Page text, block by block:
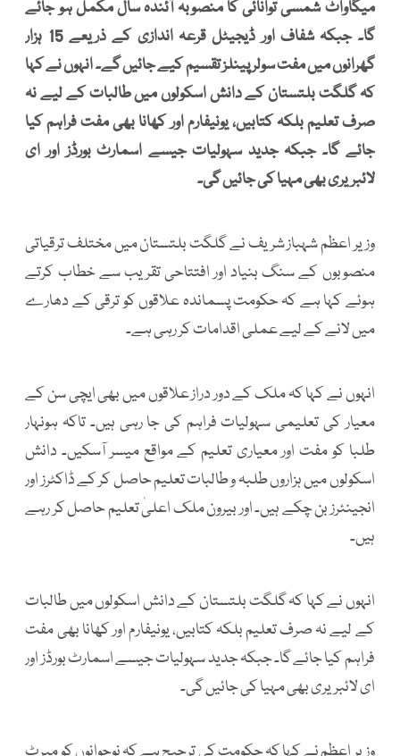
میگاواٹ شمسی توانائی کا منصوبہ آئندہ سال مکمل ہو جائے
گا۔ جبکہ شفاف اور ڈیجیٹل قرعہ اندازی کے ذریعے 15 ہزار
گھرانوں میں مفت سولر پینلز تقسیم کیے جائیں گے۔ انہوں نے کہا
کہ گلگت بلتستان کے دانش اسکولوں میں طالبات کے لیے نہ
صرف تعلیم بلکہ کتابیں، یونیفارم اور کھانا بھی مفت فراہم کیا
جائے گا۔ جبکہ جدید سہولیات جیسے اسمارٹ بورڈز اور ای
لائبریری بھی مہیا کی جائیں گی۔
وزیر اعظم شہباز شریف نے گلگت بلتستان میں مختلف ترقیاتی
منصوبوں کے سنگ بنیاد اور افتتاحی تقریب سے خطاب کرتے
ہوئے کہا ہے کہ حکومت پسماندہ علاقوں کو ترقی کے دھارے
میں لانے کے لیے عملی اقدامات کر رہی ہے۔
انہوں نے کہا کہ ملک کے دور دراز علاقوں میں بھی ایچی سن کے
معیار کی تعلیمی سہولیات فراہم کی جا رہی ہیں۔ تاکہ ہونہار
طلبا کو مفت اور معیاری تعلیم کے مواقع میسر آسکیں۔ دانش
اسکولوں میں ہزاروں طلبہ و طالبات تعلیم حاصل کر کے ڈاکٹرز اور
انجینئرز بن چکے ہیں۔ اور بیرون ملک اعلیٰ تعلیم حاصل کر رہے
ہیں۔
انہوں نے کہا کہ گلگت بلتستان کے دانش اسکولوں میں طالبات
کے لیے نہ صرف تعلیم بلکہ کتابیں، یونیفارم اور کھانا بھی مفت
فراہم کیا جائے گا۔ جبکہ جدید سہولیات جیسے اسمارٹ بورڈز اور
ای لائبریری بھی مہیا کی جائیں گی۔